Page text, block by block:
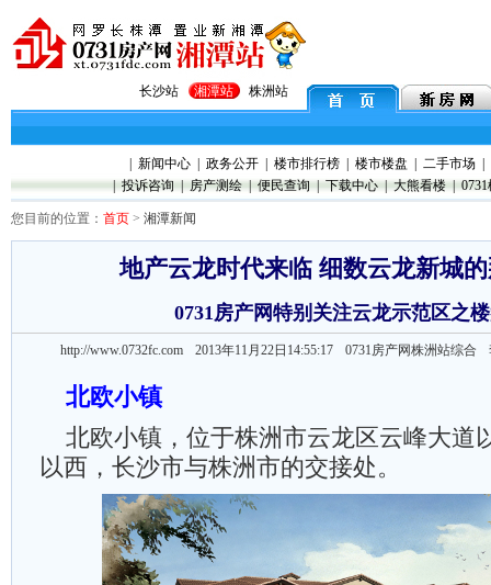
长沙站 湘潭站 株洲站
新闻中心 政务公开 楼市排行榜 楼市楼盘 二手市场
投诉咨询 房产测绘 便民查询 下载中心 大熊看楼
您目前的位置： 首页 > 湘潭新闻
地产云龙时代来临 细数云龙新城
0731房产网特别关注云龙示范区之
http://www.0732fc.com 2013年11月22日14:55:17 0731房产网株洲站综
北欧小镇
北欧小镇，位于株洲市云龙区云峰大道
以西，长沙市与株洲市的交接处。